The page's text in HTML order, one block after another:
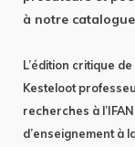
à notre
L’édition critique de
Kesteloot
recherches à
d’enseignement à